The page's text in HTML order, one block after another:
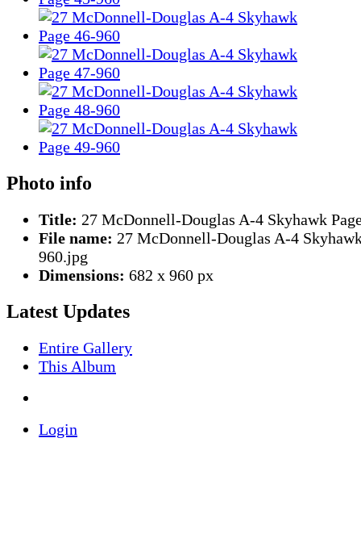
Photo info
Title: 27 McDonnell-Douglas A-4 Skyhawk
File name: 27 McDonnell-Douglas A-4
960.jpg
Dimensions: 682 x 960 px
Latest Updates
Entire Gallery
This Album
Login